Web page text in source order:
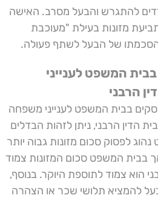
להתגרש והבעל מסרב. האישה
מזונות בעילת "מעוכבת
של הבעל לשתף פעולה.
המשפט לענייני
הרבני
בבית המשפט לענייני משפחה
הדין הרבני, ניתן לזהות הבדלים
לפסוק סכום מזונות גבוה יותר
בבית המשפט סכום המזונות צמוד
הוא צמוד לתוספת היוקר. בנוסף,
להמציא תלושי שכר או הצהרה